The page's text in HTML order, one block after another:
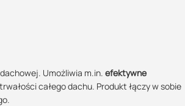
Umożliwia m.in. efektywne
całego dachu. Produkt łączy w sobie